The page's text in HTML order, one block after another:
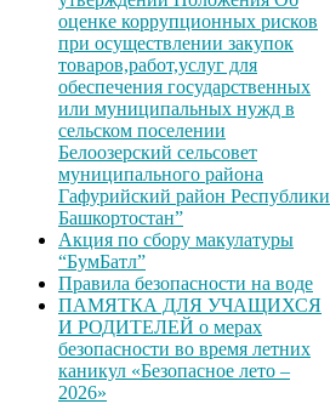
оценке коррупционных рисков
при осуществлении закупок
товаров,работ,услуг для
обеспечения государственных
или муниципальных нужд в
сельском поселении
Белоозерский сельсовет
муниципального района
Гафурийский район Республики
Башкортостан”
Акция по сбору макулатуры
“БумБатл”
Правила безопасности на воде
ПАМЯТКА ДЛЯ УЧАЩИХСЯ
И РОДИТЕЛЕЙ о мерах
безопасности во время летних
каникул «Безопасное лето –
2026»